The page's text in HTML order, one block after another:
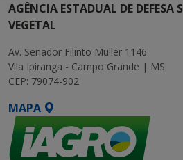
AGÊNCIA ESTADUAL DE
VEGETAL
Av. Senador Filinto Muller 1146
Vila Ipiranga - Campo Grande | MS
CEP: 79074-902
MAPA